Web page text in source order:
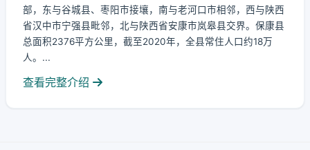
部，东与谷城县、枣阳市接壤，南与老河口市相邻，西与陕西
省汉中市宁强县毗邻，北与陕西省安康市岚皋县交界。保康县
总面积2376平方公里，截至2020年，全县常住人口约18万
人。...
查看完整介绍